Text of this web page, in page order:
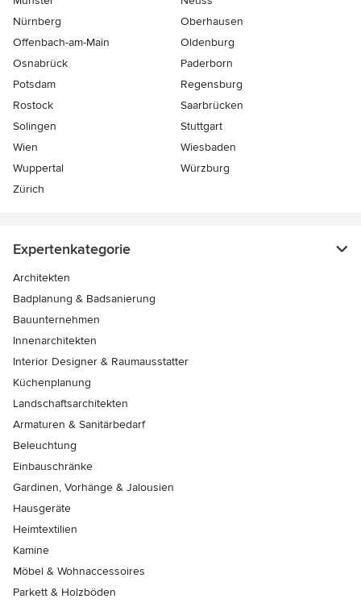
Nürnberg
Oberhausen
Offenbach-am-Main
Oldenburg
Osnabrück
Paderborn
Potsdam
Regensburg
Rostock
Saarbrücken
Solingen
Stuttgart
Wien
Wiesbaden
Wuppertal
Würzburg
Zürich
Expertenkategorie
Architekten
Badplanung & Badsanierung
Bauunternehmen
Innenarchitekten
Interior Designer & Raumausstatter
Küchenplanung
Landschaftsarchitekten
Armaturen & Sanitärbedarf
Beleuchtung
Einbauschränke
Gardinen, Vorhänge & Jalousien
Hausgeräte
Heimtextilien
Kamine
Möbel & Wohnaccessoires
Parkett & Holzböden